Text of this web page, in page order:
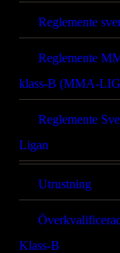
Reglemente
Reglemente
klass-B (MMA-
Reglemente
Ligan
Utrustning
Klass-B